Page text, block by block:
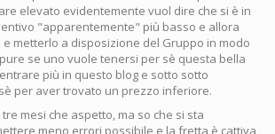
elevato evidentemente vuol dire che si è in
"apparentemente" più basso e allora
metterlo a disposizione del Gruppo in modo
se uno vuole tenersi per sè questa bella
più in questo blog e sotto sotto
per aver trovato un prezzo inferiore.
mesi che aspetto, ma so che si sta
meno errori possibile e la fretta è cattiva